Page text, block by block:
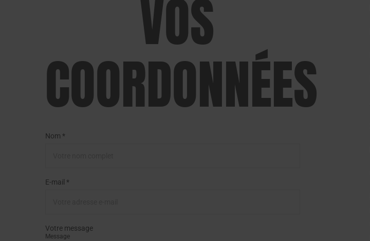
VOS
COORDONNÉES
Nom *
E-mail *
Votre message
Message